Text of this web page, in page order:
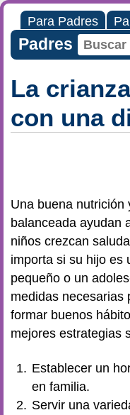
Para Padres
Padres
La
con una
Una buena nutrición
balanceada ayudan
niños crezcan
importa si su hijo es
pequeño o un
medidas necesarias
formar buenos
mejores estrategias
Establecer un
en familia.
Servir una